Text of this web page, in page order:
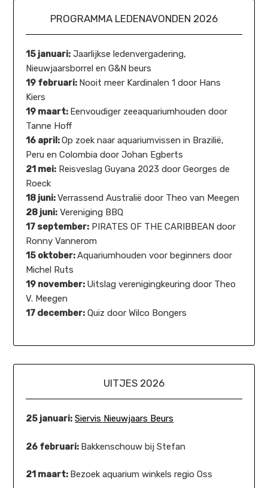
PROGRAMMA LEDENAVONDEN 2026
15 januari: Jaarlijkse ledenvergadering,
Nieuwjaarsborrel en G&N beurs
19 februari: Nooit meer Kardinalen 1 door Hans
Kiers
19 maart: Eenvoudiger zeeaquariumhouden door
Tanne Hoff
16 april:Op zoek naar aquariumvissen in Brazilië,
Peru en Colombia door Johan Egberts
21 mei: Reisveslag Guyana 2023 door Georges de
Roeck
18 juni:Verrassend Australië door Theo van Meegen
28 juni: Vereniging BBQ
17 september: PIRATES OF THE CARIBBEAN door
Ronny Vannerom
15 oktober:Aquariumhouden voor beginners door
Michel Ruts
19 november: Uitslag verenigingkeuring door Theo
V. Meegen
17 december: Quiz door Wilco Bongers
UITJES 2026
25 januari: Siervis Nieuwjaars Beurs
26 februari: Bakkenschouw bij Stefan
21 maart: Bezoek aquarium winkels regio Oss